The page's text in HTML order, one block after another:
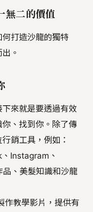
無二的價值
打造沙龍的獨特
。
來就是要透過有效
、找到你。除了傳
銷工具，例如：
Instagram、
、美髮知識和沙龍
作教學影片，提供有